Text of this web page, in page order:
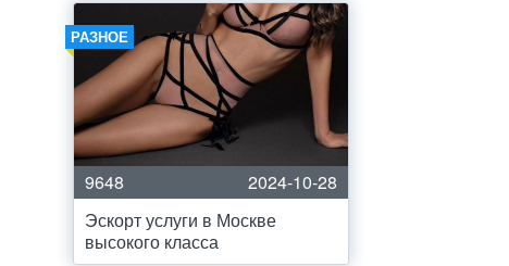
РАЗНОЕ
9648
2024-10-28
Эскорт услуги в Москве
высокого класса